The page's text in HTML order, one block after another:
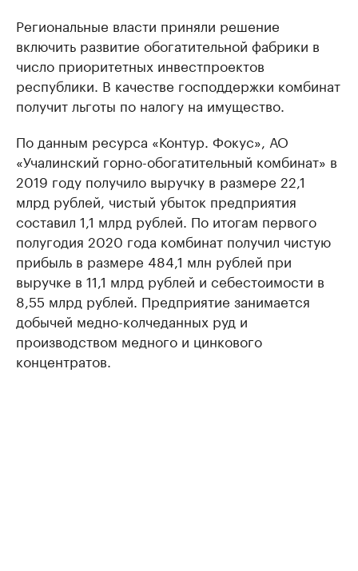
Региональные власти приняли решение
включить развитие обогатительной фабрики в
число приоритетных инвестпроектов
республики. В качестве господдержки комбинат
получит льготы по налогу на имущество.
По данным ресурса «Контур. Фокус», АО
«Учалинский горно-обогатительный комбинат» в
2019 году получило выручку в размере 22,1
млрд рублей, чистый убыток предприятия
составил 1,1 млрд рублей. По итогам первого
полугодия 2020 года комбинат получил чистую
прибыль в размере 484,1 млн рублей при
выручке в 11,1 млрд рублей и себестоимости в
8,55 млрд рублей. Предприятие занимается
добычей медно-колчеданных руд и
производством медного и цинкового
концентратов.